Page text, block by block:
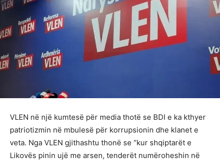
VLEN në një kumtesë për media thotë se BDI e ka kthyer
patriotizmin në mbulesë për korrupsionin dhe klanet e
veta. Nga VLEN gjithashtu thonë se “kur shqiptarët e
Likovës pinin ujë me arsen, tenderët numëroheshin në